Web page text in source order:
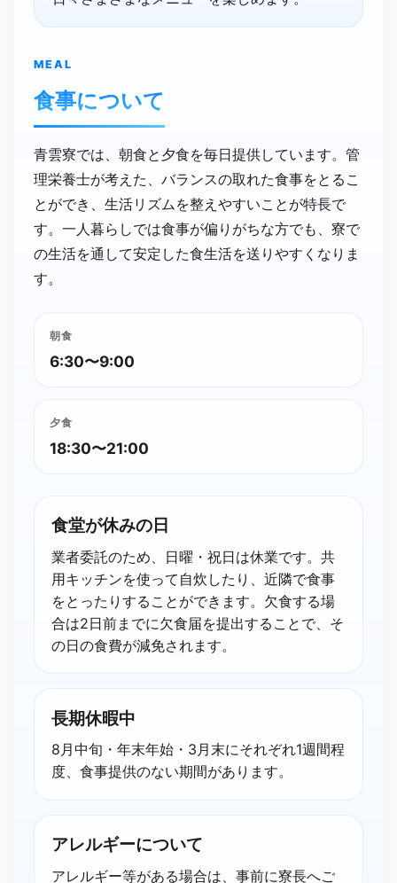
MEAL
食事に​ついて
青雲寮では、朝食と夕食を毎日提供しています。管
理栄養士が考えた、バランスの取れた食事をとるこ
とができ、生活リズムを整えやすいことが特長で
す。一人暮らしでは食事が偏りがちな方でも、寮で
の生活を通して安定した食生活を送りやすくなりま
す。
朝食
6:30〜9:00
夕食
18:30〜21:00
食堂が​休みの​日
業者委託のため、日曜・祝日は休業です。共
用キッチンを使って自炊したり、近隣で食事
をとったりすることができます。欠食する場
合は2日前までに欠食届を提出することで、そ
の日の食費が減免されます。
長期休暇中
8月中旬・年末年始・3月末にそれぞれ1週間程
度、食事提供のない期間があります。
アレルギーに​ついて
アレルギー等がある場合は、事前に寮長へご